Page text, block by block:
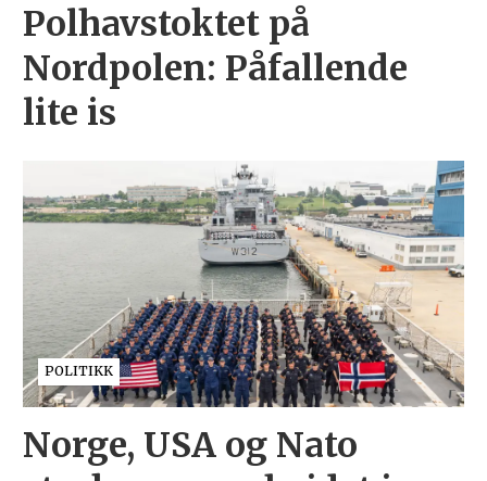
Polhavstoktet på
Nordpolen: Påfallende
lite is
POLITIKK
Norge, USA og Nato